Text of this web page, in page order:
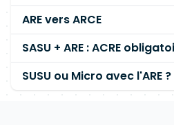
ARE vers ARCE
SASU + ARE : ACRE
SUSU ou Micro avec l'ARE ?